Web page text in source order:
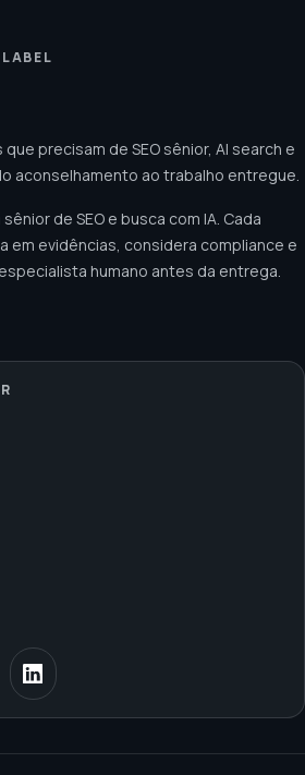
que precisam de SEO sênior, AI search e
aconselhamento ao trabalho entregue.
de SEO e busca com IA. Cada
em evidências, considera compliance e
humano antes da entrega.